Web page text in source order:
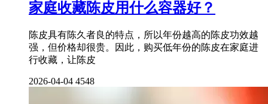
家庭收藏陈皮用什么容器好？
陈皮具有陈久者良的特点，所以年份越高的陈皮功效越
强，但价格却很贵。因此，购买低年份的陈皮在家庭进
行收藏，让陈皮
2026-04-04 4548